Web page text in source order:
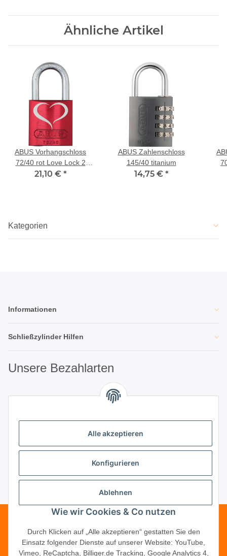
Ähnliche Artikel
ABUS Vorhangschloss
72/40 rot Love Lock 2
Lock-Tag
21,10 € *
ABUS Zahlenschloss
145/40 titanium
14,75 € *
Kategorien
Informationen
Schließzylinder Hilfen
Unsere Bezahlarten
Unsere Partner
Unternehmen
Vertrag widerrufen
Telefonische Beratung?·+49 (0) 5246
83817-16
Alle akzeptieren
Konfigurieren
Ablehnen
Wie wir Cookies & Co nutzen
Durch Klicken auf „Alle akzeptieren“ gestatten Sie den
Einsatz folgender Dienste auf unserer Website: YouTube,
Vimeo, ReCaptcha, Billiger.de Tracking, Google Analytics 4,